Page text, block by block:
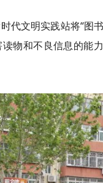
代文明实践站将“图
物和不良信息的能